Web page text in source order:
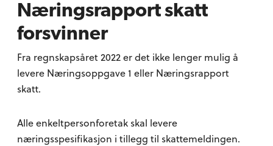
Næringsrapport skatt
forsvinner
Fra regnskapsåret 2022 er det ikke lenger mulig å
levere Næringsoppgave 1 eller Næringsrapport
skatt.
Alle enkeltpersonforetak skal levere
næringsspesifikasjon i tillegg til skattemeldingen.